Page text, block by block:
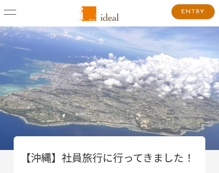
ENTRY
【沖縄】社員旅行に行ってきました！